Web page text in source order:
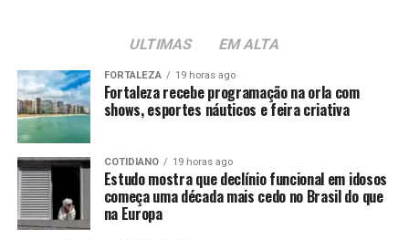
ULTIMAS EM ALTA
FORTALEZA 19 horas ago
Fortaleza recebe programação na orla com
shows, esportes náuticos e feira criativa
COTIDIANO 19 horas ago
Estudo mostra que declínio funcional em idosos
começa uma década mais cedo no Brasil do que
na Europa